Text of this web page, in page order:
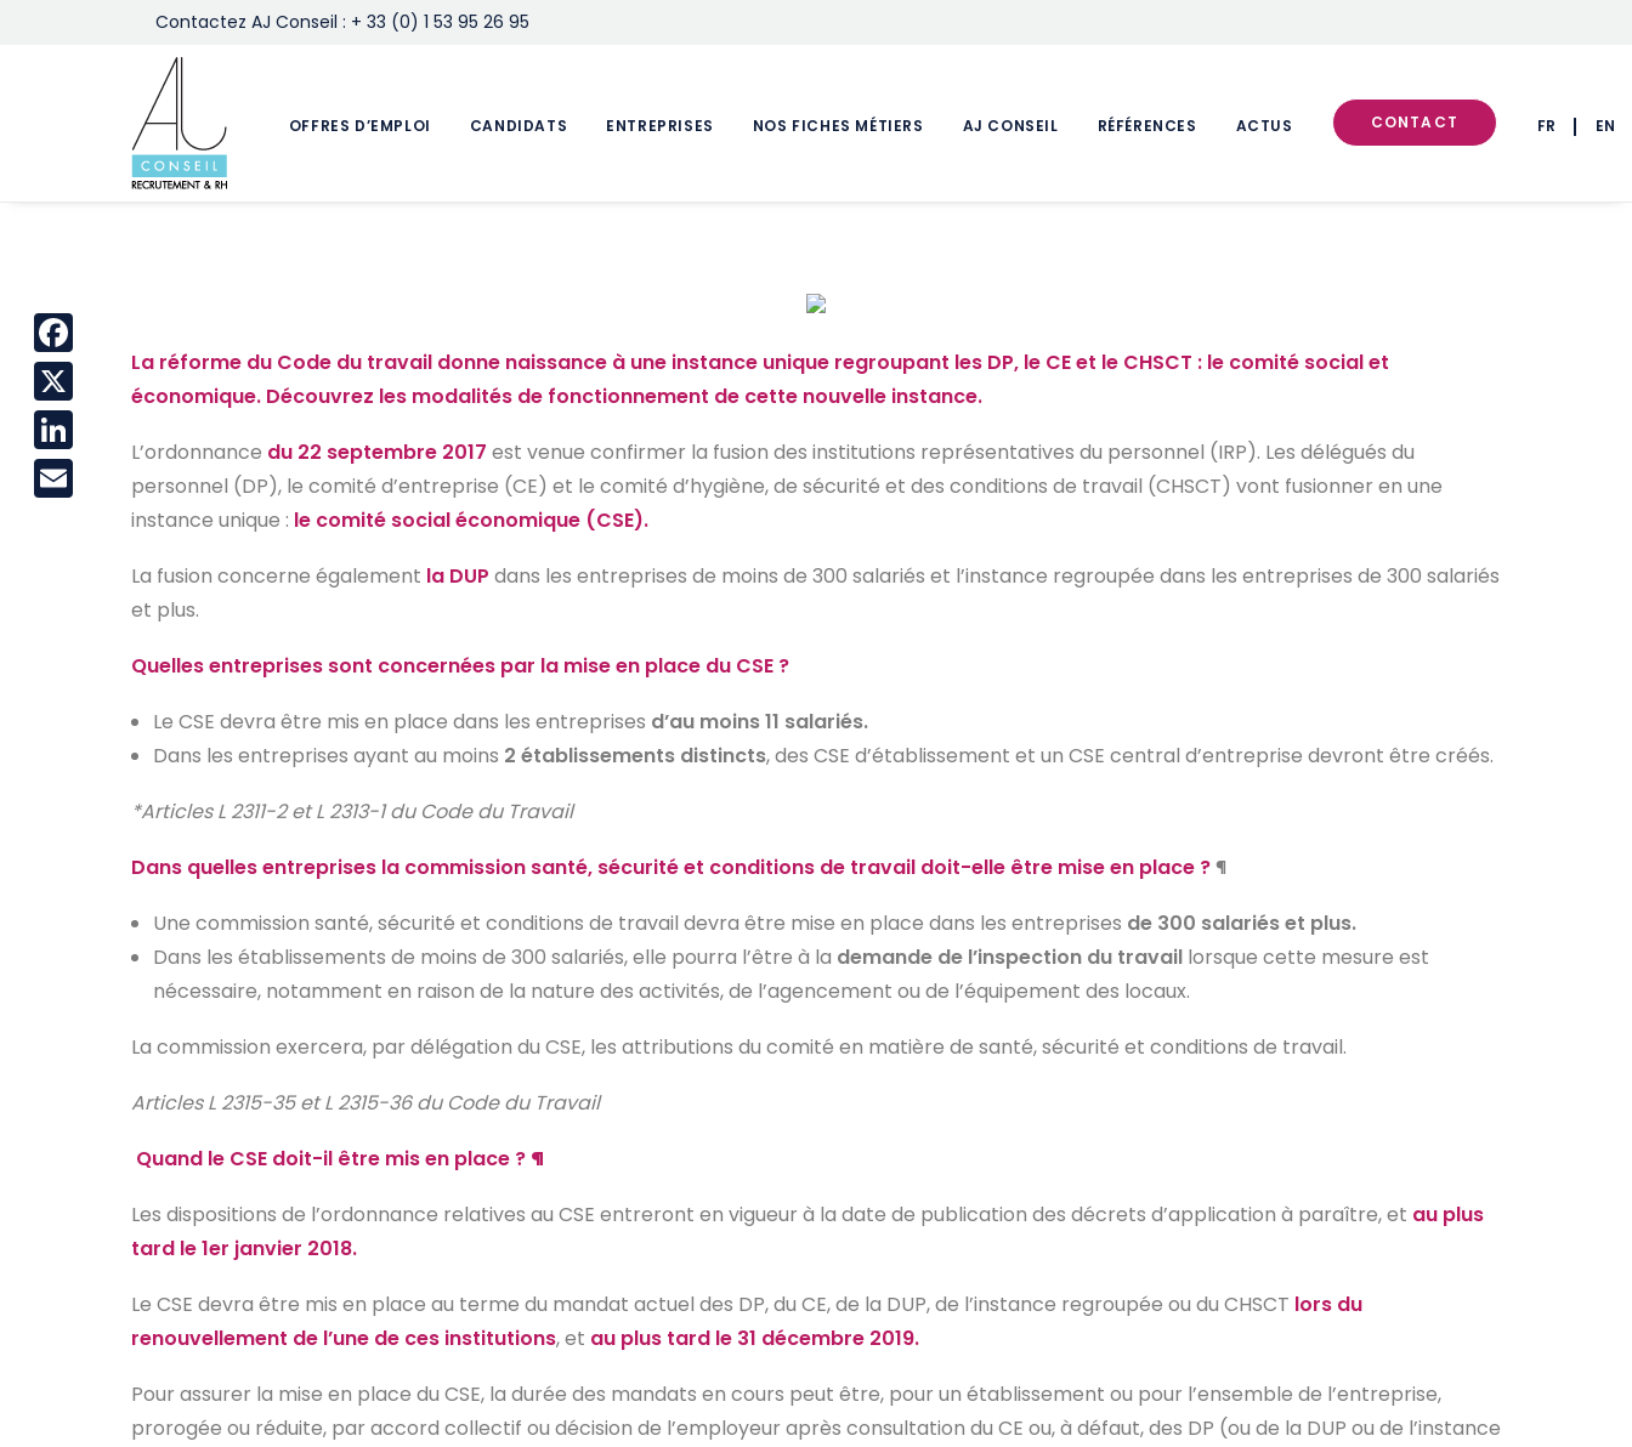
Contactez AJ Conseil : + 33 (0) 1 53 95 26 95
OFFRES D’EMPLOI CANDIDATS ENTREPRISES NOS FICHES MÉTIERS AJ CONSEIL RÉFÉRENCES ACTUS CONTACT FR EN
La réforme du Code du travail donne naissance à une instance unique regroupant les DP, le CE et le CHSCT : le comité social et
économique. Découvrez les modalités de fonctionnement de cette nouvelle instance.
L’ordonnance du 22 septembre 2017 est venue confirmer la fusion des institutions représentatives du personnel (IRP). Les délégués du
personnel (DP), le comité d’entreprise (CE) et le comité d’hygiène, de sécurité et des conditions de travail (CHSCT) vont fusionner en une
instance unique : le comité social économique (CSE).
La fusion concerne également la DUP dans les entreprises de moins de 300 salariés et l’instance regroupée dans les entreprises de 300 salariés
et plus.
Quelles entreprises sont concernées par la mise en place du CSE ?
Le CSE devra être mis en place dans les entreprises d’au moins 11 salariés.
Dans les entreprises ayant au moins 2 établissements distincts, des CSE d’établissement et un CSE central d’entreprise devront être créés.
*Articles L 2311-2 et L 2313-1 du Code du Travail
Dans quelles entreprises la commission santé, sécurité et conditions de travail doit-elle être mise en place ?¶
Une commission santé, sécurité et conditions de travail devra être mise en place dans les entreprises de 300 salariés et plus.
Dans les établissements de moins de 300 salariés, elle pourra l’être à la demande de l’inspection du travail lorsque cette mesure est
nécessaire, notamment en raison de la nature des activités, de l’agencement ou de l’équipement des locaux.
La commission exercera, par délégation du CSE, les attributions du comité en matière de santé, sécurité et conditions de travail.
Articles L 2315-35 et L 2315-36 du Code du Travail
Quand le CSE doit-il être mis en place ? ¶
Les dispositions de l’ordonnance relatives au CSE entreront en vigueur à la date de publication des décrets d’application à paraître, et au plus
tard le 1er janvier 2018.
Le CSE devra être mis en place au terme du mandat actuel des DP, du CE, de la DUP, de l’instance regroupée ou du CHSCT lors du
renouvellement de l’une de ces institutions, et au plus tard le 31 décembre 2019.
Pour assurer la mise en place du CSE, la durée des mandats en cours peut être, pour un établissement ou pour l’ensemble de l’entreprise,
prorogée ou réduite, par accord collectif ou décision de l’employeur après consultation du CE ou, à défaut, des DP (ou de la DUP ou de l’instance
Facebook
X
LinkedIn